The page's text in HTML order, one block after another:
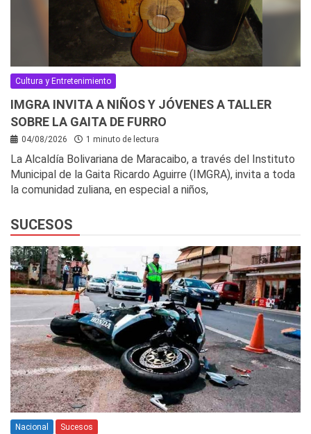
Cultura y Entretenimiento
IMGRA INVITA A NIÑOS Y JÓVENES A TALLER
SOBRE LA GAITA DE FURRO
04/08/2026 1 minuto de lectura
La Alcaldía Bolivariana de Maracaibo, a través del Instituto
Municipal de la Gaita Ricardo Aguirre (IMGRA), invita a toda
la comunidad zuliana, en especial a niños,
SUCESOS
Nacional Sucesos